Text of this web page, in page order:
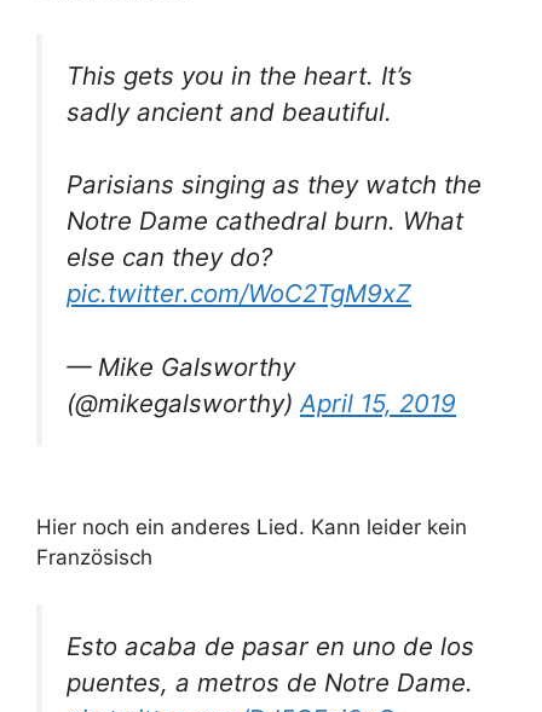
This gets you in the heart. It’s
sadly ancient and beautiful.
Parisians singing as they watch the
Notre Dame cathedral burn. What
else can they do?
pic.twitter.com/WoC2TgM9xZ
— Mike Galsworthy
(@mikegalsworthy) April 15, 2019
Hier noch ein anderes Lied. Kann leider kein
Französisch
Esto acaba de pasar en uno de los
puentes, a metros de Notre Dame.